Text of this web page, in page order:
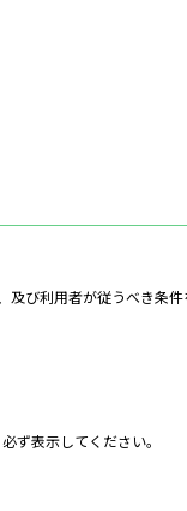
び利用者が従うべき条件
ず表示してください。